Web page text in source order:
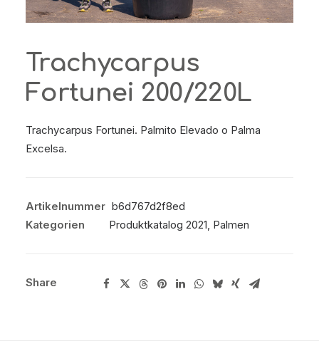
Trachycarpus
Fortunei 200/220L
Trachycarpus Fortunei. Palmito Elevado o Palma
Excelsa.
Artikelnummer b6d767d2f8ed
Kategorien
Produktkatalog 2021, Palmen
Share